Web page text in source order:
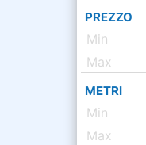
PREZZO
METRI